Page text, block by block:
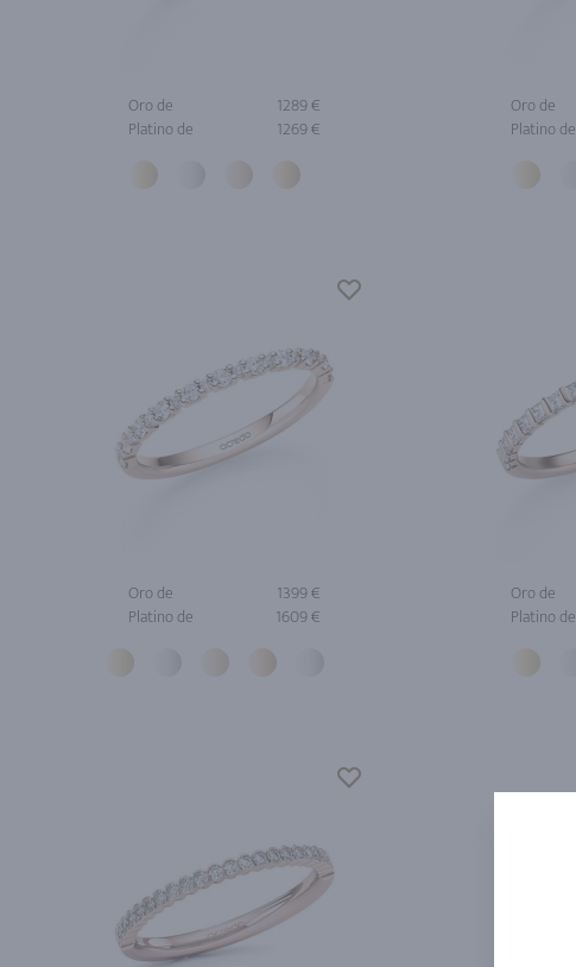
Oro de
1289 €
Platino de
1269 €
Oro de
Platino de
Oro de
1399 €
Platino de
1609 €
Oro de
Platino de